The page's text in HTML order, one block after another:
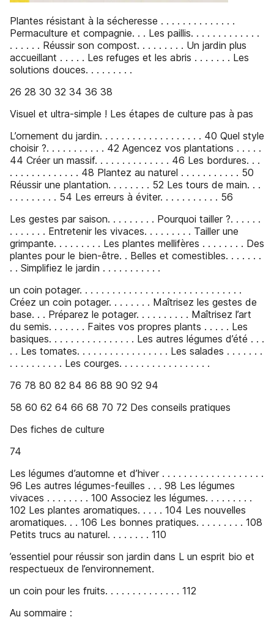
Plantes résistant à la sécheresse . . . . . . . . . . . . . .
Permaculture et compagnie. . . Les paillis. . . . . . . . . . . . .
. . . . . . Réussir son compost. . . . . . . . . Un jardin plus
accueillant . . . . . Les refuges et les abris . . . . . . . Les
solutions douces. . . . . . . . .
26 28 30 32 34 36 38
Visuel et ultra-simple ! Les étapes de culture pas à pas
L’ornement du jardin. . . . . . . . . . . . . . . . . . . 40 Quel style
choisir ?. . . . . . . . . . . 42 Agencez vos plantations . . . . .
44 Créer un massif. . . . . . . . . . . . . . 46 Les bordures. . .
. . . . . . . . . . . . . 48 Plantez au naturel . . . . . . . . . . . 50
Réussir une plantation. . . . . . . . 52 Les tours de main. . .
. . . . . . . . . 54 Les erreurs à éviter. . . . . . . . . . . 56
Les gestes par saison. . . . . . . . . Pourquoi tailler ?. . . . . .
. . . . . . . Entretenir les vivaces. . . . . . . . . Tailler une
grimpante. . . . . . . . . Les plantes mellifères . . . . . . . . Des
plantes pour le bien-être. . Belles et comestibles. . . . . . .
. . Simplifiez le jardin . . . . . . . . . . .
un coin potager. . . . . . . . . . . . . . . . . . . . . . . . . . . . . .
Créez un coin potager. . . . . . . . Maîtrisez les gestes de
base. . . Préparez le potager. . . . . . . . . . Maîtrisez l’art
du semis. . . . . . . Faites vos propres plants . . . . . Les
basiques. . . . . . . . . . . . . . . . Les autres légumes d’été . . .
. . Les tomates. . . . . . . . . . . . . . . . . Les salades . . . . . . .
. . . . . . . . . . Les courges. . . . . . . . . . . . . . . . .
76 78 80 82 84 86 88 90 92 94
58 60 62 64 66 68 70 72 Des conseils pratiques
Des fiches de culture
74
Les légumes d’automne et d’hiver . . . . . . . . . . . . . . . . . . .
96 Les autres légumes-feuilles . . . 98 Les légumes
vivaces . . . . . . . . 100 Associez les légumes. . . . . . . . .
102 Les plantes aromatiques. . . . . 104 Les nouvelles
aromatiques. . . 106 Les bonnes pratiques. . . . . . . . . 108
Petits trucs au naturel. . . . . . . . 110
’essentiel pour réussir son jardin dans L un esprit bio et
respectueux de l’environnement.
un coin pour les fruits. . . . . . . . . . . . . . 112
Au sommaire :